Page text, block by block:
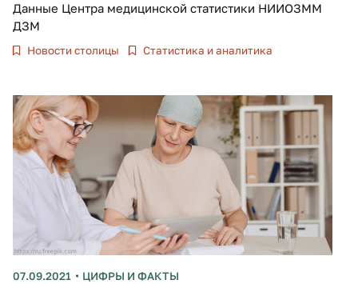
Данные Центра медицинской статистики НИИОЗММ
ДЗМ
Новости столицы Статистика и аналитика
07.09.2021 ЦИФРЫ И ФАКТЫ